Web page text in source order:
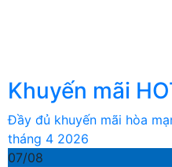
Khuyến mãi
Đầy đủ khuyến mãi hòa
tháng 4 2026
07/08